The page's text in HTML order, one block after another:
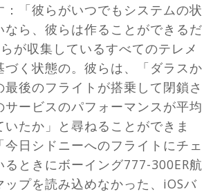
：「彼らがいつでもシステムの状
なら、彼らは作ることができるだ
が収集しているすべてのテレメ
づく状態の。彼らは、「ダラスか
最後のフライトが搭乗して閉鎖さ
サービスのパフォーマンスが平均
いたか」と尋ねることができま
日シドニーへのフライトにチェ
るときにボーイング777-300ER航
ップを読み込めなかった、iOSバ